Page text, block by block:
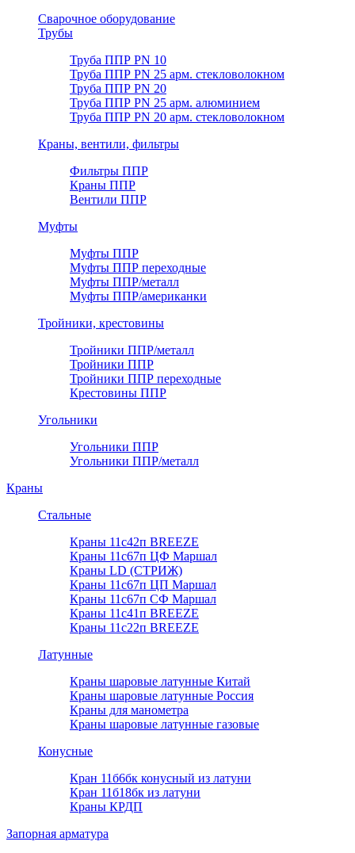
Сварочное оборудование
Трубы
Труба ППР PN 10
Труба ППР PN 25 арм. стекловолокном
Труба ППР PN 20
Труба ППР PN 25 арм. алюминием
Труба ППР PN 20 арм. стекловолокном
Краны, вентили, фильтры
Фильтры ППР
Краны ППР
Вентили ППР
Муфты
Муфты ППР
Муфты ППР переходные
Муфты ППР/металл
Муфты ППР/американки
Тройники, крестовины
Тройники ППР/металл
Тройники ППР
Тройники ППР переходные
Крестовины ППР
Угольники
Угольники ППР
Угольники ППР/металл
Краны
Стальные
Краны 11с42п BREEZE
Краны 11с67п ЦФ Маршал
Краны LD (СТРИЖ)
Краны 11с67п ЦП Маршал
Краны 11с67п СФ Маршал
Краны 11с41п BREEZE
Краны 11с22п BREEZE
Латунные
Краны шаровые латунные Китай
Краны шаровые латунные Россия
Краны для манометра
Краны шаровые латунные газовые
Конусные
Кран 11б6бк конусный из латуни
Кран 11б18бк из латуни
Краны КРДП
Запорная арматура